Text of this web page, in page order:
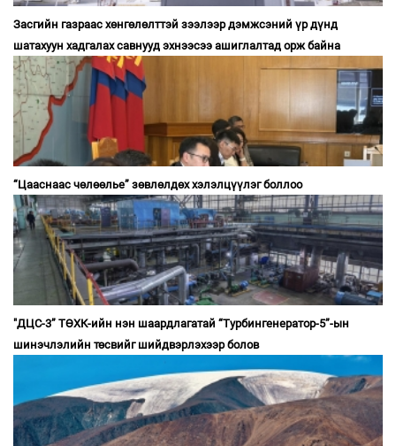
Засгийн газраас хөнгөлөлттэй зээлээр дэмжсэний үр дүнд
шатахуун хадгалах савнууд эхнээсээ ашиглалтад орж байна
“Цааснаас чөлөөлье” зөвлөлдөх хэлэлцүүлэг боллоо
"ДЦС-3” ТӨХК-ийн нэн шаардлагатай “Турбингенератор-5”-ын
шинэчлэлийн төсвийг шийдвэрлэхээр болов